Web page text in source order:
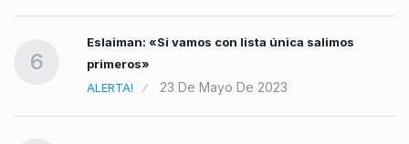
6
Eslaiman: «Si vamos con lista única salimos
primeros»
ALERTA!
23 De Mayo De 2023